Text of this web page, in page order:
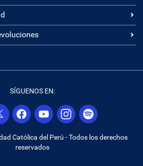
SÍGUENOS EN:
Católica del Perú - Todos los derechos
reservados